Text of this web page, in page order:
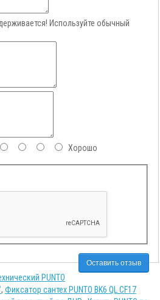
Используйте обычный
Хорошо
Оставить отзыв
PUNTO
, Фиксатор сантех PUNTO BK6 QL CF17